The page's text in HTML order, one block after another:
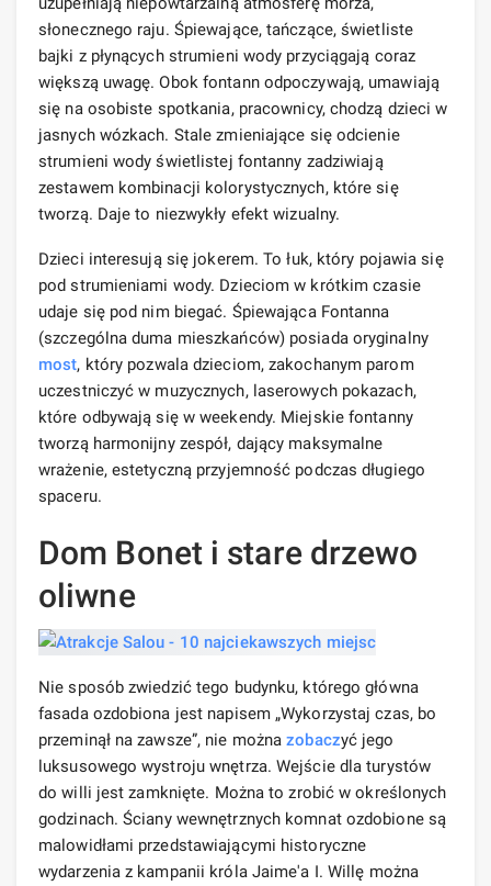
słonecznego raju. Śpiewające, tańczące, świetliste
bajki z płynących strumieni wody przyciągają coraz
większą uwagę. Obok fontann odpoczywają, umawiają
się na osobiste spotkania, pracownicy, chodzą dzieci w
jasnych wózkach. Stale zmieniające się odcienie
strumieni wody świetlistej fontanny zadziwiają
zestawem kombinacji kolorystycznych, które się
tworzą. Daje to niezwykły efekt wizualny.
Dzieci interesują się jokerem. To łuk, który pojawia się
pod strumieniami wody. Dzieciom w krótkim czasie
udaje się pod nim biegać. Śpiewająca Fontanna
(szczególna duma mieszkańców) posiada oryginalny
most, który pozwala dzieciom, zakochanym parom
uczestniczyć w muzycznych, laserowych pokazach,
które odbywają się w weekendy. Miejskie fontanny
tworzą harmonijny zespół, dający maksymalne
wrażenie, estetyczną przyjemność podczas długiego
spaceru.
Dom Bonet i stare drzewo
oliwne
Nie sposób zwiedzić tego budynku, którego główna
fasada ozdobiona jest napisem „Wykorzystaj czas, bo
przeminął na zawsze”, nie możnazobaczyć jego
luksusowego wystroju wnętrza. Wejście dla turystów
do willi jest zamknięte. Można to zrobić w określonych
godzinach. Ściany wewnętrznych komnat ozdobione są
malowidłami przedstawiającymi historyczne
wydarzenia z kampanii króla Jaime'a I. Willę można